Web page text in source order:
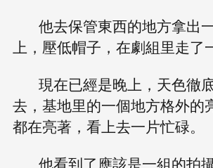
他去保管東西的地方拿出
上，壓低帽子，在劇組里走了
現在已經是晚上，天色徹
去，基地里的一個地方格外的
都在亮著，看上去一片忙碌。
他看到了應該是一組的拍攝